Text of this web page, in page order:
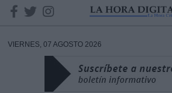
VIERNES, 07 AGOSTO 2026
DATOS
Responsable: